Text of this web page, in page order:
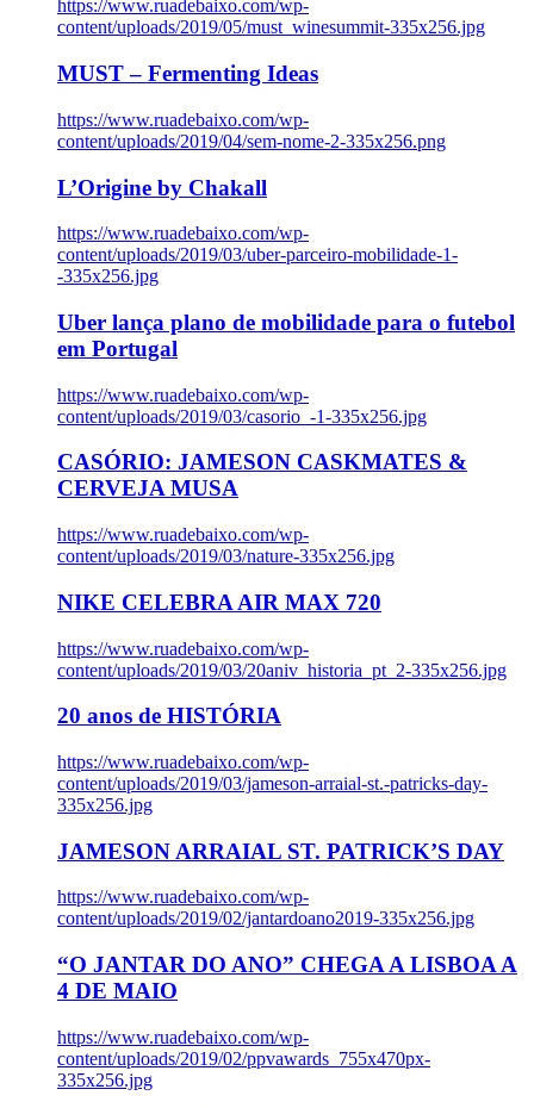
https://www.ruadebaixo.com/wp-
content/uploads/2019/05/must_winesummit-335x256.jpg
MUST – Fermenting Ideas
https://www.ruadebaixo.com/wp-
content/uploads/2019/04/sem-nome-2-335x256.png
L’Origine by Chakall
https://www.ruadebaixo.com/wp-
content/uploads/2019/03/uber-parceiro-mobilidade-1-
-335x256.jpg
Uber lança plano de mobilidade para o futebol
em Portugal
https://www.ruadebaixo.com/wp-
content/uploads/2019/03/casorio_-1-335x256.jpg
CASÓRIO: JAMESON CASKMATES &
CERVEJA MUSA
https://www.ruadebaixo.com/wp-
content/uploads/2019/03/nature-335x256.jpg
NIKE CELEBRA AIR MAX 720
https://www.ruadebaixo.com/wp-
content/uploads/2019/03/20aniv_historia_pt_2-335x256.jpg
20 anos de HISTÓRIA
https://www.ruadebaixo.com/wp-
content/uploads/2019/03/jameson-arraial-st.-patricks-day-
335x256.jpg
JAMESON ARRAIAL ST. PATRICK’S DAY
https://www.ruadebaixo.com/wp-
content/uploads/2019/02/jantardoano2019-335x256.jpg
“O JANTAR DO ANO” CHEGA A LISBOA A
4 DE MAIO
https://www.ruadebaixo.com/wp-
content/uploads/2019/02/ppvawards_755x470px-
335x256.jpg